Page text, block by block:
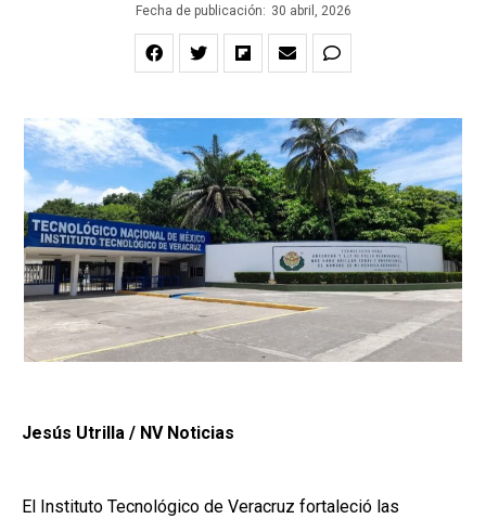
Fecha de publicación: 30 abril, 2026
Jesús Utrilla / NV Noticias
El Instituto Tecnológico de Veracruz fortaleció las